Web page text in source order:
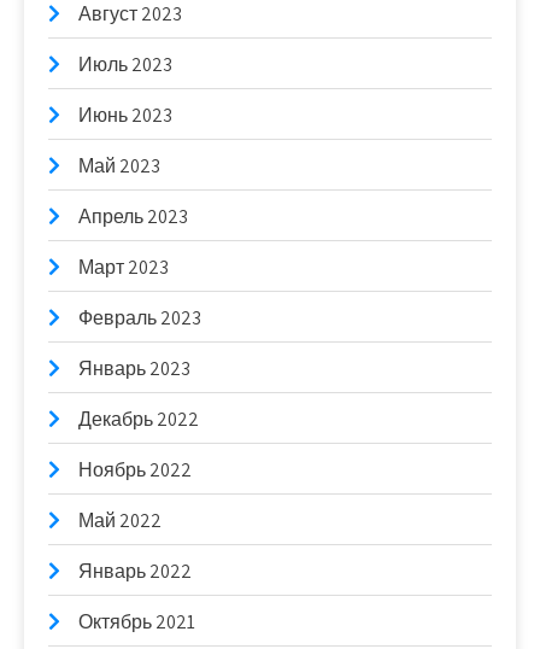
Август 2023
Июль 2023
Июнь 2023
Май 2023
Апрель 2023
Март 2023
Февраль 2023
Январь 2023
Декабрь 2022
Ноябрь 2022
Май 2022
Январь 2022
Октябрь 2021